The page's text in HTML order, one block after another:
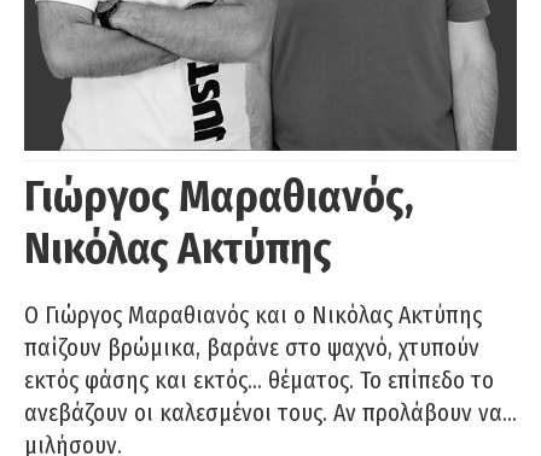
Γιώργος Μαραθιανός,
Νικόλας Ακτύπης
Ο Γιώργος Μαραθιανός και ο Νικόλας Ακτύπης
παίζουν βρώμικα, βαράνε στο ψαχνό, χτυπούν
εκτός φάσης και εκτός… θέματος. Το επίπεδο το
ανεβάζουν οι καλεσμένοι τους. Αν προλάβουν να…
μιλήσουν.